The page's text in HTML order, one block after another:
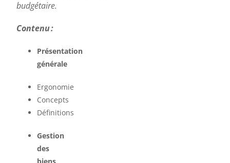
budgétaire.
Contenu :
Présentation
générale
Ergonomie
Concepts
Définitions
Gestion
des
biens